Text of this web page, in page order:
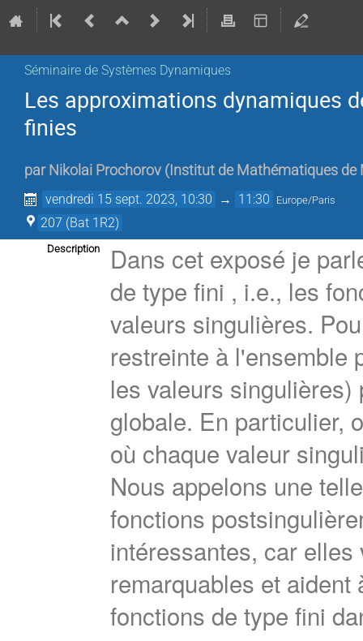
Séminaire de Systèmes Dynamiques
Les approximations dynamiques
finies
par Nikolai Prochorov ( Institut de Mathématiques de
vendredi 15 sept. 2023, 10:30 → 11:30 Europe/Paris
207 (Bat 1R2)
Description
Dans cet exposé je
de type fini , i.e., les
valeurs singulières.
restreinte à l'ensemble
les valeurs
globale. En particulier,
où chaque valeur
Nous appelons une
fonctions
intéressantes, car
remarquables et
fonctions de type fini